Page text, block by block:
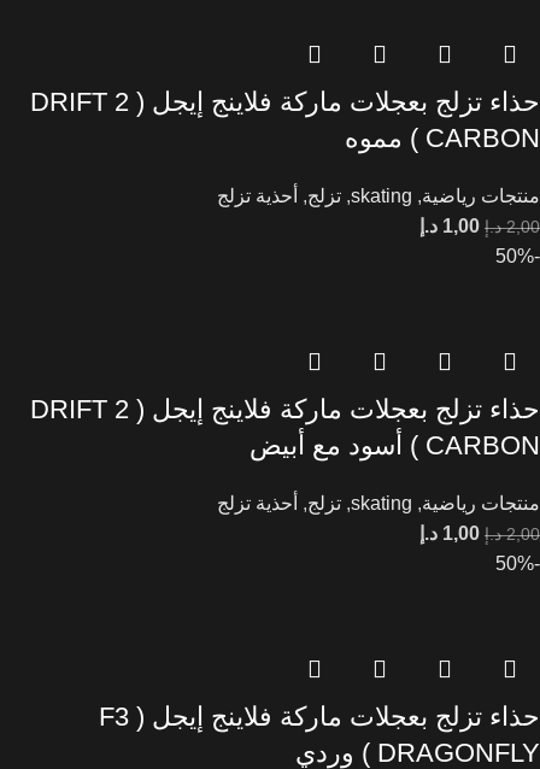
حذاء تزلج بعجلات ماركة فلاينج إيجل ( DRIFT 2
CARBON ) مموه
منتجات رياضية,
skating
, تزلج, أحذية تزلج
2,00 د.إ 1,00 د.إ
-50%
حذاء تزلج بعجلات ماركة فلاينج إيجل ( DRIFT 2
CARBON ) أسود مع أبيض
منتجات رياضية,
skating
, تزلج, أحذية تزلج
2,00 د.إ 1,00 د.إ
-50%
حذاء تزلج بعجلات ماركة فلاينج إيجل ( F3
DRAGONFLY ) وردي